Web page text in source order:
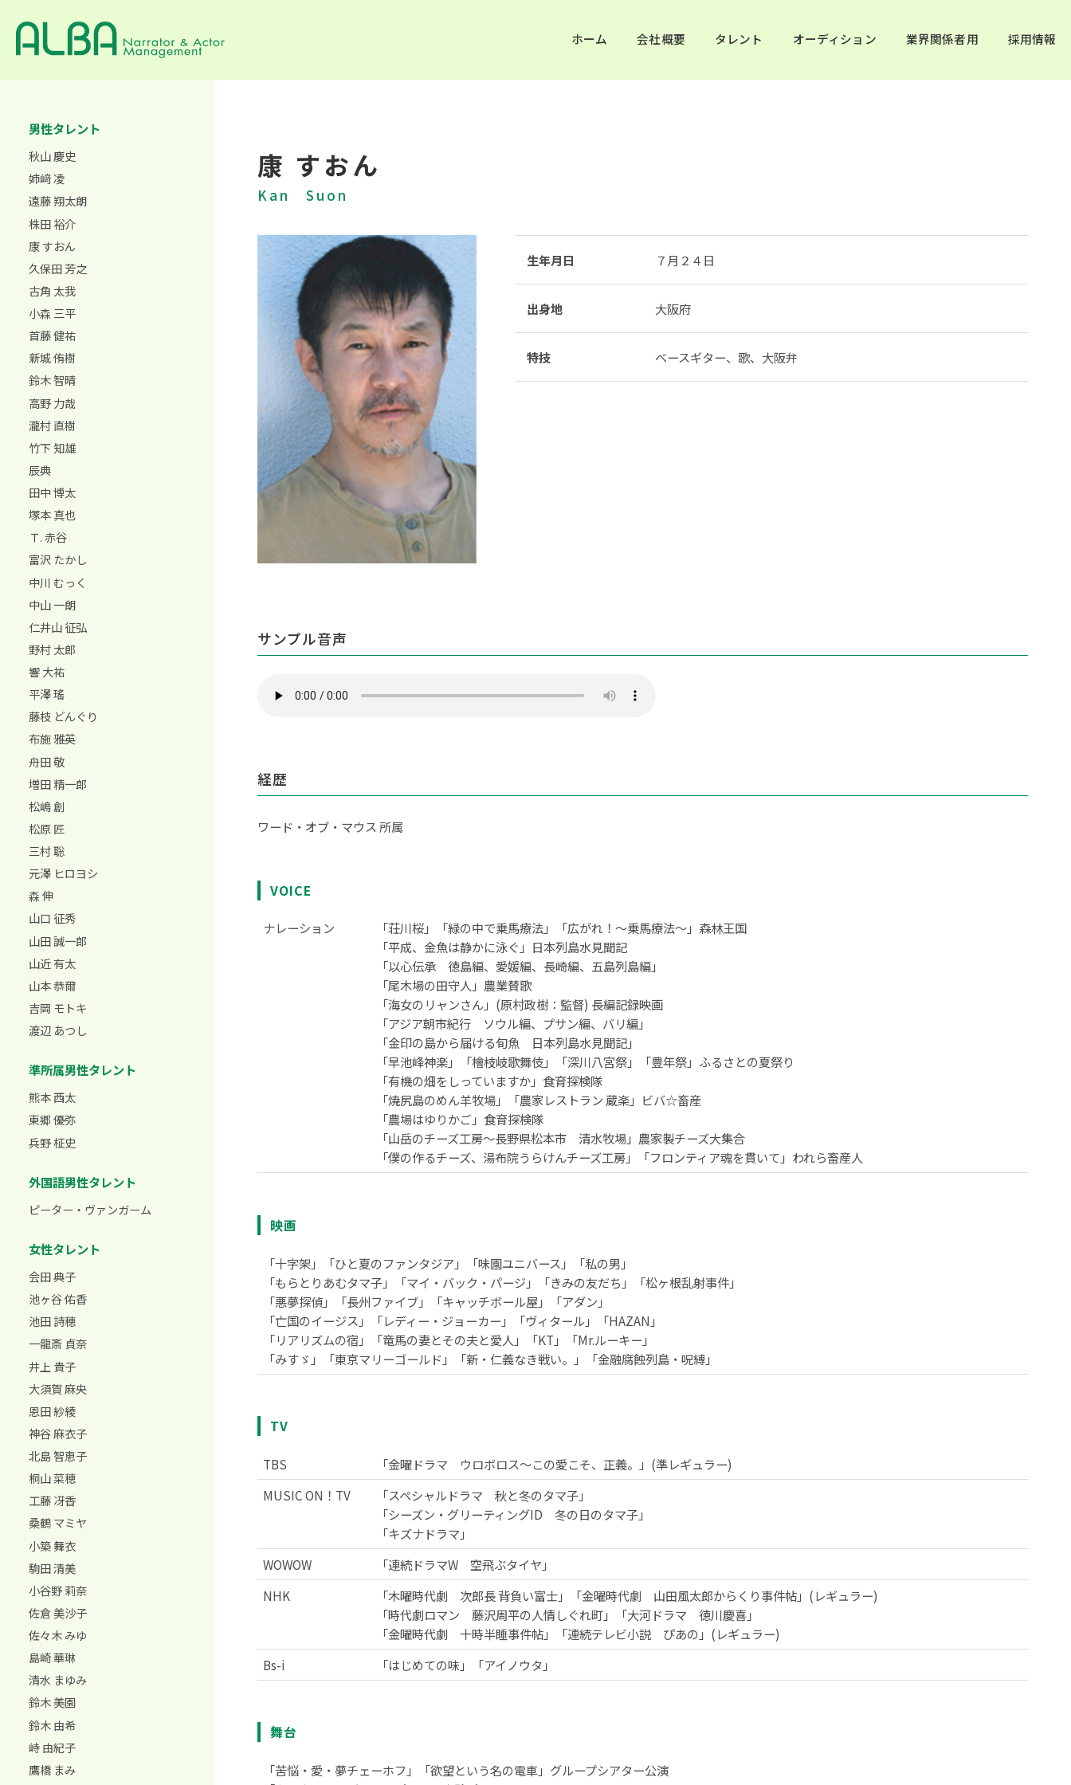
ホーム 会社概要 タレント オーディション 業界関係者用 採用情報
康 すおん
Kan Suon
生年月日 ７月２４日
出身地 大阪府
特技 ベースギター、歌、大阪弁
サンプル音声
経歴
ワード・オブ・マウス 所属
VOICE
ナレーション
「荘川桜」「緑の中で乗馬療法」「広がれ！～乗馬療法～」森林王国
「平成、金魚は静かに泳ぐ」日本列島水見聞記
「以心伝承 徳島編、愛媛編、長崎編、五島列島編」
「尾木場の田守人」農業賛歌
「海女のリャンさん」(原村政樹：監督) 長編記録映画
「アジア朝市紀行 ソウル編、プサン編、バリ編」
「金印の島から届ける旬魚 日本列島水見聞記」
「早池峰神楽」「檜枝岐歌舞伎」「深川八宮祭」「豊年祭」ふるさとの夏祭り
「有機の畑をしっていますか」食育探検隊
「焼尻島のめん羊牧場」「農家レストラン 蔵楽」ビバ☆畜産
「農場はゆりかご」食育探検隊
「山岳のチーズ工房～長野県松本市 清水牧場」農家製チーズ大集合
「僕の作るチーズ、湯布院うらけんチーズ工房」「フロンティア魂を貫いて」われら畜産人
映画
「十字架」「ひと夏のファンタジア」「味園ユニバース」「私の男」
「もらとりあむタマ子」「マイ・バック・パージ」「きみの友だち」「松ヶ根乱射事件」
「悪夢探偵」「長州ファイブ」「キャッチボール屋」「アダン」
「亡国のイージス」「レディー・ジョーカー」「ヴィタール」「HAZAN」
「リアリズムの宿」「竜馬の妻とその夫と愛人」「KT」「Mr.ルーキー」
「みすゞ」「東京マリーゴールド」「新・仁義なき戦い。」「金融腐蝕列島・呪縛」
TV
TBS
「金曜ドラマ ウロボロス～この愛こそ、正義。」(準レギュラー)
MUSIC ON！TV
「スペシャルドラマ 秋と冬のタマ子」
「シーズン・グリーティングID 冬の日のタマ子」
「キズナドラマ」
WOWOW
「連続ドラマW 空飛ぶタイヤ」
NHK
「木曜時代劇 次郎長 背負い富士」「金曜時代劇 山田風太郎からくり事件帖」(レギュラー)
「時代劇ロマン 藤沢周平の人情しぐれ町」「大河ドラマ 徳川慶喜」
「金曜時代劇 十時半睡事件帖」「連続テレビ小説 ぴあの」(レギュラー)
Bs-i
「はじめての味」「アイノウタ」
舞台
「苦悩・愛・夢チェーホフ」「欲望という名の電車」グループシアター公演
男性タレント
秋山 慶史
姉﨑 凌
遠藤 翔太朗
株田 裕介
康 すおん
久保田 芳之
古角 太我
小森 三平
首藤 健祐
新城 侑樹
鈴木 智晴
高野 力哉
瀧村 直樹
竹下 知雄
辰典
田中 博太
塚本 真也
Ｔ. 赤谷
富沢 たかし
中川 むっく
中山 一朗
仁井山 征弘
野村 太郎
響 大祐
平澤 瑤
藤枝 どんぐり
布施 雅英
舟田 敬
増田 精一郎
松嶋 創
松原 匠
三村 聡
元澤 ヒロヨシ
森 伸
山口 征秀
山田 誠一郎
山近 有太
山本 恭爾
吉岡 モトキ
渡辺 あつし
準所属男性タレント
熊本 西太
東郷 優弥
兵野 柾史
外国語男性タレント
ピーター・ヴァンガーム
女性タレント
会田 典子
池ヶ谷 佑香
池田 詩穂
一龍斎 貞奈
井上 貴子
大須賀 麻央
恩田 紗綾
神谷 麻衣子
北島 智恵子
桐山 菜穂
工藤 冴香
桑鶴 マミヤ
小築 舞衣
駒田 清美
小谷野 莉奈
佐倉 美沙子
佐々木 みゆ
島崎 華琳
清水 まゆみ
鈴木 美園
鈴木 由希
峙 由紀子
鷹橋 まみ